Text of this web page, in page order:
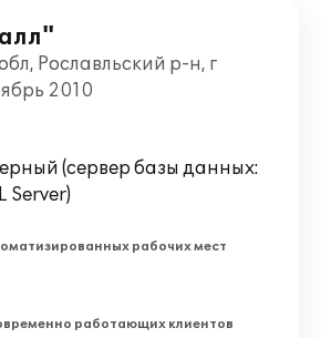
Рославльский р-н, г
2010
(сервер базы данных:
Server)
рабочих мест
работающих клиентов